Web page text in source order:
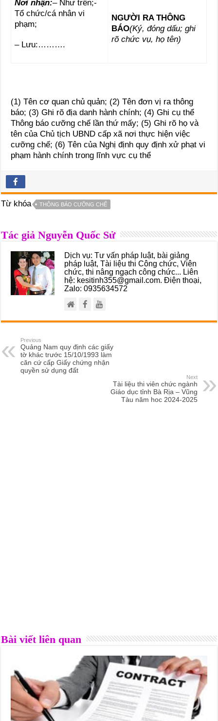
Nơi nhận:– Như trên;-
Tổ chức/cá nhân vi
phạm;
– Lưu:……….
NGƯỜI RA THÔNG
BÁO(Ký, đóng dấu; ghi
rõ chức vụ, họ tên)
(1) Tên cơ quan chủ quản; (2) Tên đơn vị ra thông
báo; (3) Ghi rõ địa danh hành chính; (4) Ghi cụ thể
Thông báo cưỡng chế lần thứ mấy; (5) Ghi rõ họ và
tên của Chủ tịch UBND cấp xã nơi thực hiện việc
cưỡng chế; (6) Tên của Nghị định quy định xử phạt vi
phạm hành chính trong lĩnh vực cụ thể
Từ khóa THÔNG BÁO CƯỠNG CHẾ
Tác giả Nguyễn Quốc Sử
Dịch vụ: Tư vấn pháp luật, bài giảng
pháp luật, Tài liệu thi Công chức, Viên
chức, thi nâng ngạch công chức... Liên
hệ: kesitinh355@gmail.com. Điện thoại,
Zalo: 0935634572
Previous
Quảng Nam quy định các giấy
tờ khác trước 15/10/1993 làm
căn cứ cấp Giấy chứng nhận
quyền sử dụng đất
Next
Tài liệu thi viên chức ngành
Giáo dục tỉnh Bà Rịa – Vũng
Tàu năm hoc 2024-2025
Bài viết liên quan